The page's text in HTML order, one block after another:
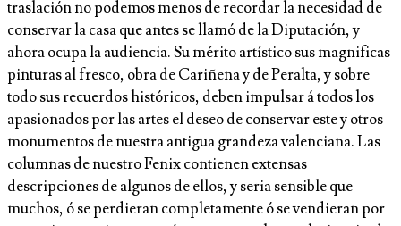
traslación no podemos menos de recordar la necesidad de
conservar la casa que antes se llamó de la Diputación, y
ahora ocupa la audiencia. Su mérito artístico sus magnificas
pinturas al fresco, obra de Cariñena y de Peralta, y sobre
todo sus recuerdos históricos, deben impulsar á todos los
apasionados por las artes el deseo de conservar este y otros
monumentos de nuestra antigua grandeza valenciana. Las
columnas de nuestro Fenix contienen extensas
descripciones de algunos de ellos, y seria sensible que
muchos, ó se perdieran completamente ó se vendieran por